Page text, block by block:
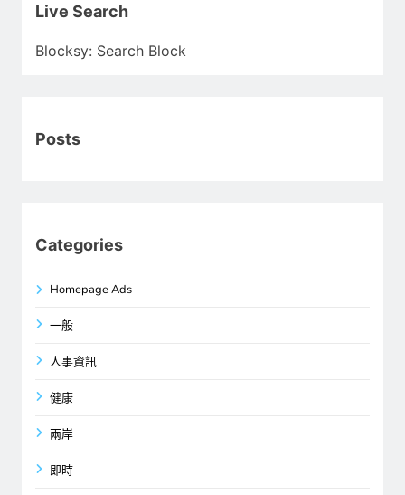
Live Search
Blocksy: Search Block
Posts
Categories
Homepage Ads
一般
人事資訊
健康
兩岸
即時